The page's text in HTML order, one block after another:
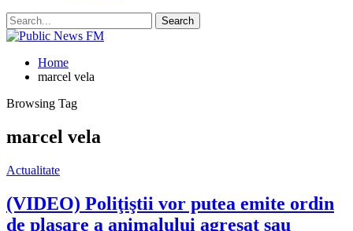
Home
marcel vela
Browsing Tag
marcel vela
Actualitate
(VIDEO) Poliţiştii vor putea emite ordin
de plasare a animalului agresat sau